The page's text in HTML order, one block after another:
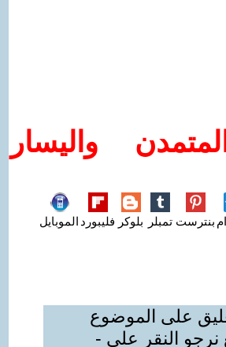
واليسار
بنترست تمبلر بلوكر فليبورد الموبايل
على الموضوع
نرجو النقر على -